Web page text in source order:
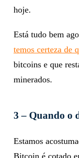
hoje.
Está tudo bem
temos certeza de
bitcoins e que
minerados.
3 – Quando o
Estamos
Bitcoin é cotado